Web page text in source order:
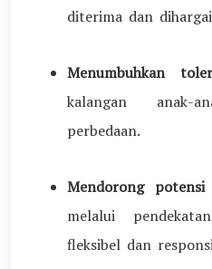
diterima dan
Menumbuhkan
kalangan anak-
perbedaan.
Mendorong
melalui
fleksibel dan